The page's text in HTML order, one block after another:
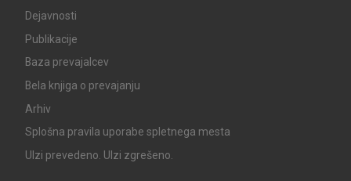
Dejavnosti
Publikacije
Baza prevajalcev
Bela knjiga o prevajanju
Arhiv
Splošna pravila uporabe spletnega mesta
UIzi prevedeno. UIzi zgrešeno.